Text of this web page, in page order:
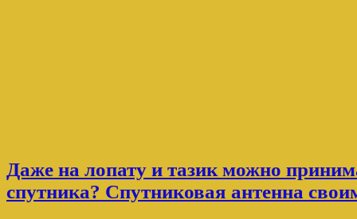
Даже на лопату и тазик можно
спутника? Спутниковая антенна